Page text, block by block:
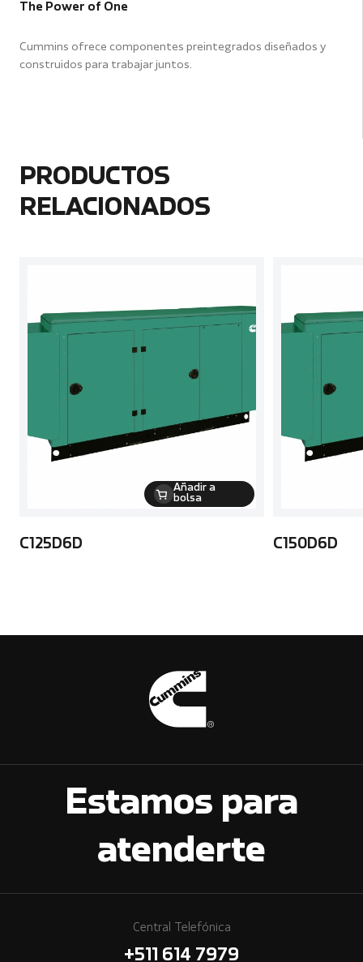
The Power of One
Cummins ofrece componentes preintegrados diseñados y
construidos para trabajar juntos.
PRODUCTOS
RELACIONADOS
Añadir a
bolsa
C125D6D C150D6D
Estamos para
atenderte
Central Telefónica
+511 614 7979